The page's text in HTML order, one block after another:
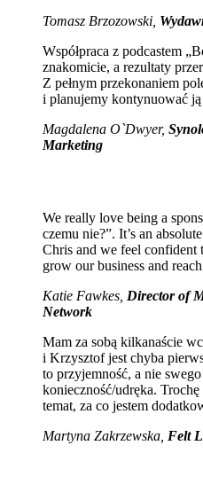
Tomasz Brzozowski,
Współpraca z podcastem
znakomicie, a rezultaty
Z pełnym przekonaniem
i planujemy kontynuować
Magdalena O`Dwyer,
Marketing
We really love being a
czemu nie?”. It’s an
Chris and we feel confident
grow our business and
Katie Fawkes, Director of
Network
Mam za sobą kilkanaście
i Krzysztof jest chyba
to przyjemność, a nie
konieczność/udręka.
temat, za co jestem
Martyna Zakrzewska, Felt